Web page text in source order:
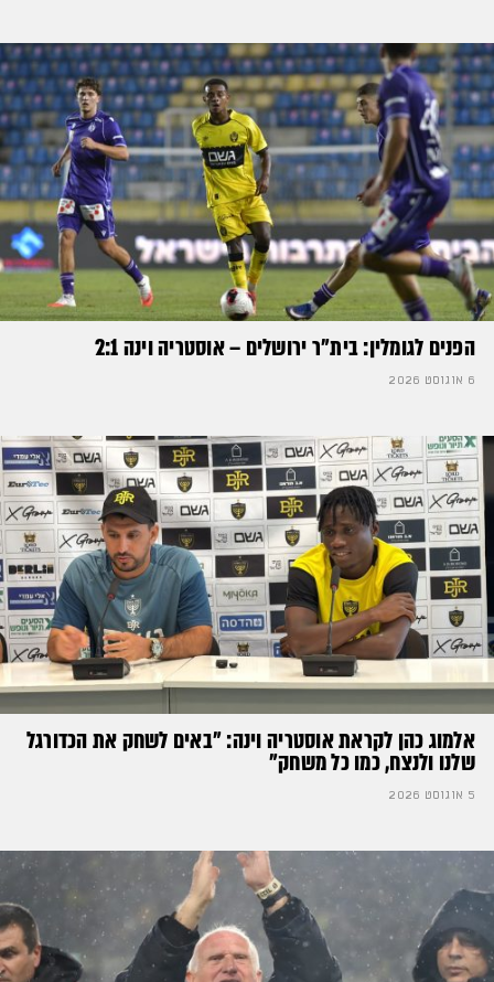
הפנים לגומלין: בית״ר ירושלים – אוסטריה וינה 2:1
6 אוגוסט 2026
אלמוג כהן לקראת אוסטריה וינה: ״באים לשחק את הכדורגל
שלנו ולנצח, כמו כל משחק״
5 אוגוסט 2026